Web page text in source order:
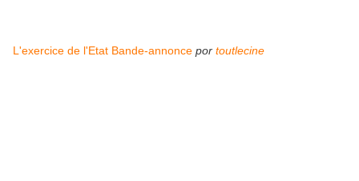
L'exercice de l'Etat Bande-annonce por toutlecine